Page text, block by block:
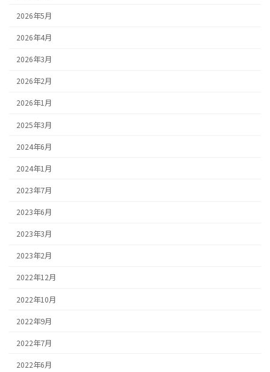
2026年5月
2026年4月
2026年3月
2026年2月
2026年1月
2025年3月
2024年6月
2024年1月
2023年7月
2023年6月
2023年3月
2023年2月
2022年12月
2022年10月
2022年9月
2022年7月
2022年6月